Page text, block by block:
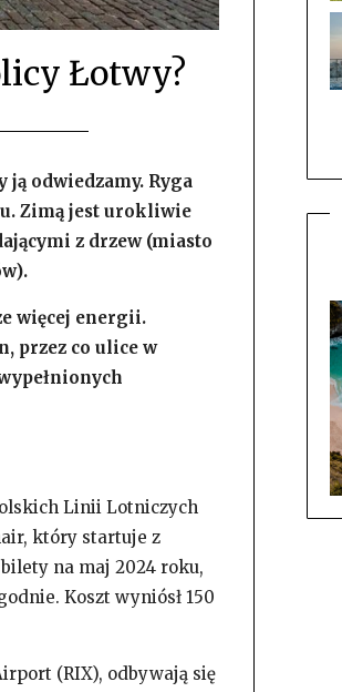
Łotwy?
odwiedzamy. Ryga
Zimą jest urokliwie
z drzew (miasto
więcej energii.
przez co ulice w
Linii Lotniczych
który startuje z
na maj 2024 roku,
Koszt wyniósł 150
(RIX), odbywają się